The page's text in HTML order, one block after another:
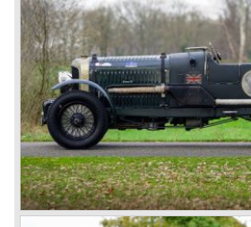
three different types which were
different radiator badges*. Red
speed model, Blue badge: the early
chassis type for bespoke bodywork,
rare and used for about eighteen 100
badge car won at Le Mans in 1924
Seven.) The 3-Litre was built from
*The Bentley radiator and the logo
genius motoring artist Gordon
‘badge’ and not a ‘label’ as stated by
book ‘Those Bentley Days’
6.5 Litre and Speed Six